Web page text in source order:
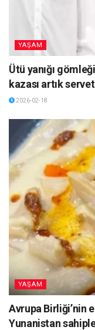
YAŞAM
Ütü yanığı
kazası artık
2026-02-18
YAŞAM
Avrupa Birliği’nin
Yunanistan